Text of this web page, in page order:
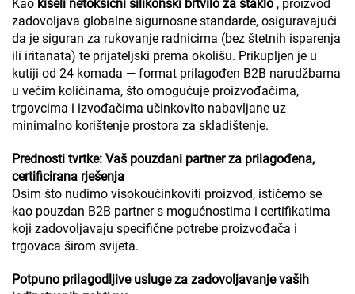
Kao kiseli netoksični silikonski brtvilo za staklo , proizvod
zadovoljava globalne sigurnosne standarde, osiguravajući
da je siguran za rukovanje radnicima (bez štetnih isparenja
ili iritanata) te prijateljski prema okolišu. Prikupljen je u
kutiji od 24 komada — format prilagođen B2B narudžbama
u većim količinama, što omogućuje proizvođačima,
trgovcima i izvođačima učinkovito nabavljane uz
minimalno korištenje prostora za skladištenje.
Prednosti tvrtke: Vaš pouzdani partner za prilagođena,
certificirana rješenja
Osim što nudimo visokoučinkoviti proizvod, ističemo se
kao pouzdan B2B partner s mogućnostima i certifikatima
koji zadovoljavaju specifične potrebe proizvođača i
trgovaca širom svijeta.
Potpuno prilagodljive usluge za zadovoljavanje vaših